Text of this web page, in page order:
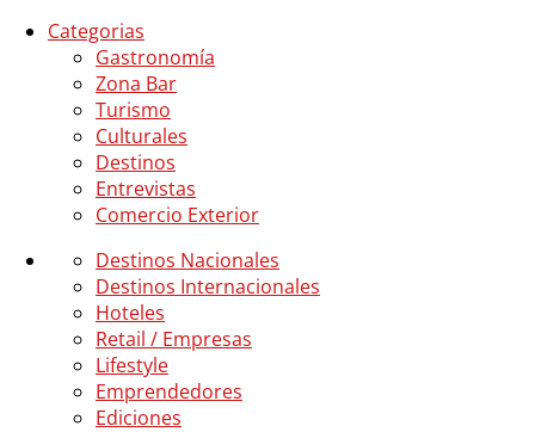
Categorias
Gastronomía
Zona Bar
Turismo
Culturales
Destinos
Entrevistas
Comercio Exterior
Destinos Nacionales
Destinos Internacionales
Hoteles
Retail / Empresas
Lifestyle
Emprendedores
Ediciones